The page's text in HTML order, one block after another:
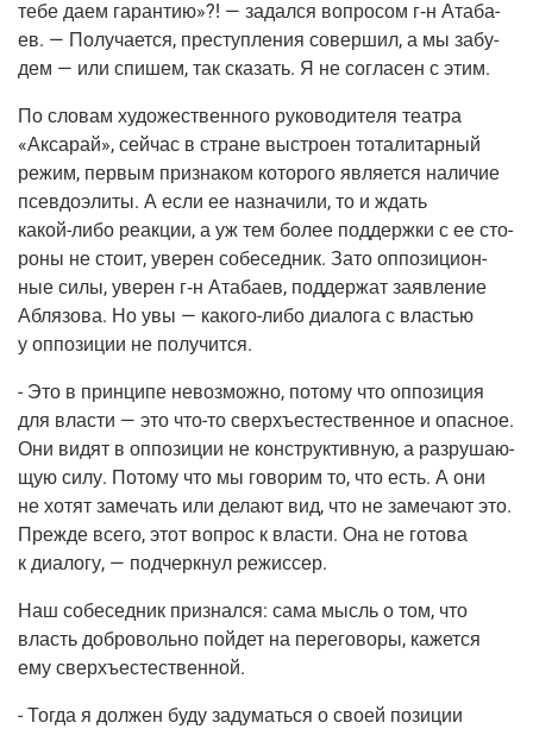
тебе даем гаран­тию»?! — задал­ся вопро­сом г‑н Ата­ба­
ев. — Полу­ча­ет­ся, пре­ступ­ле­ния совер­шил, а мы забу­
дем — или спи­шем, так ска­зать. Я не согла­сен с этим.
По сло­вам худо­же­ствен­но­го руко­во­ди­те­ля теат­ра
«Акса­рай», сей­час в стране выстро­ен тота­ли­тар­ный
режим, пер­вым при­зна­ком кото­ро­го явля­ет­ся нали­чие
псев­до­э­ли­ты. А если ее назна­чи­ли, то и ждать
какой-либо реак­ции, а уж тем более под­держ­ки с ее сто­
ро­ны не сто­ит, уве­рен собе­сед­ник. Зато оппо­зи­ци­он­
ные силы, уве­рен г‑н Ата­ба­ев, под­дер­жат заяв­ле­ние
Абля­зо­ва. Но увы — како­го-либо диа­ло­га с вла­стью
у оппо­зи­ции не получится.
- Это в прин­ци­пе невоз­мож­но, пото­му что оппо­зи­ция
для вла­сти — это что-то сверхъ­есте­ствен­ное и опас­ное.
Они видят в оппо­зи­ции не кон­струк­тив­ную, а раз­ру­ша­ю­
щую силу. Пото­му что мы гово­рим то, что есть. А они
не хотят заме­чать или дела­ют вид, что не заме­ча­ют это.
Преж­де все­го, этот вопрос к вла­сти. Она не гото­ва
к диа­ло­гу, — под­черк­нул режиссер.
Наш собе­сед­ник при­знал­ся: сама мысль о том, что
власть доб­ро­воль­но пой­дет на пере­го­во­ры, кажет­ся
ему сверхъестественной.
- Тогда я дол­жен буду заду­мать­ся о сво­ей пози­ции